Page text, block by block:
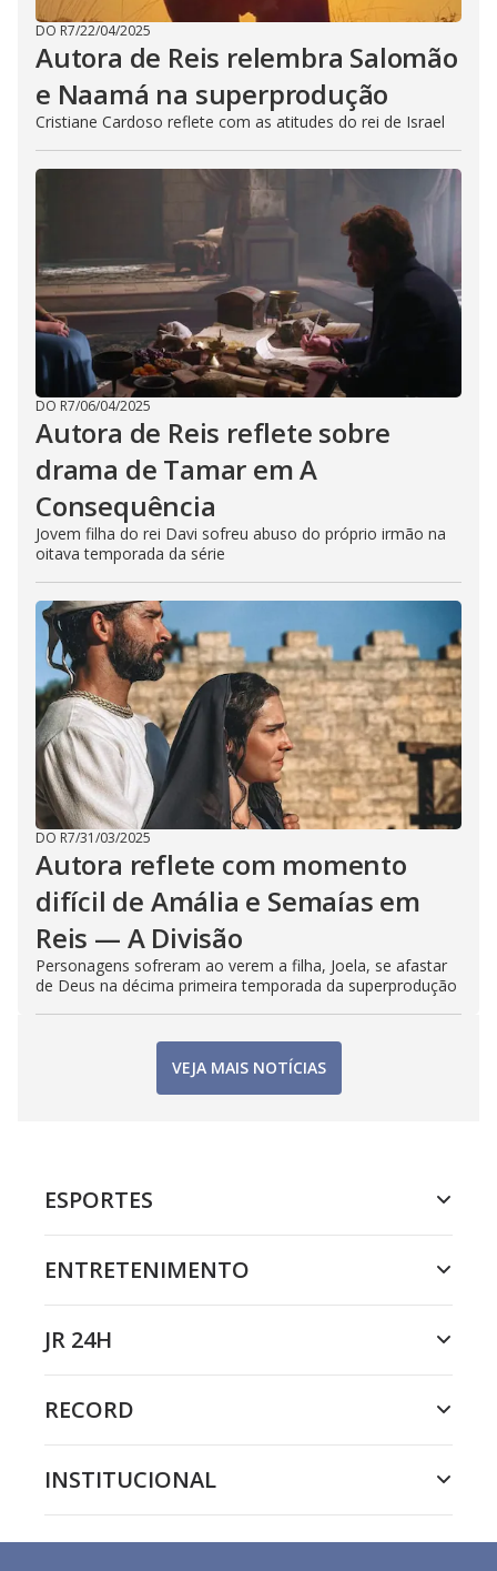
DO R7/22/04/2025
Autora de Reis relembra Salomão
e Naamá na superprodução
Cristiane Cardoso reflete com as atitudes do rei de Israel
DO R7/06/04/2025
Autora de Reis reflete sobre
drama de Tamar em A
Consequência
Jovem filha do rei Davi sofreu abuso do próprio irmão na
oitava temporada da série
DO R7/31/03/2025
Autora reflete com momento
difícil de Amália e Semaías em
Reis — A Divisão
Personagens sofreram ao verem a filha, Joela, se afastar
de Deus na décima primeira temporada da superprodução
VEJA MAIS NOTÍCIAS
ESPORTES
ENTRETENIMENTO
JR 24H
RECORD
INSTITUCIONAL